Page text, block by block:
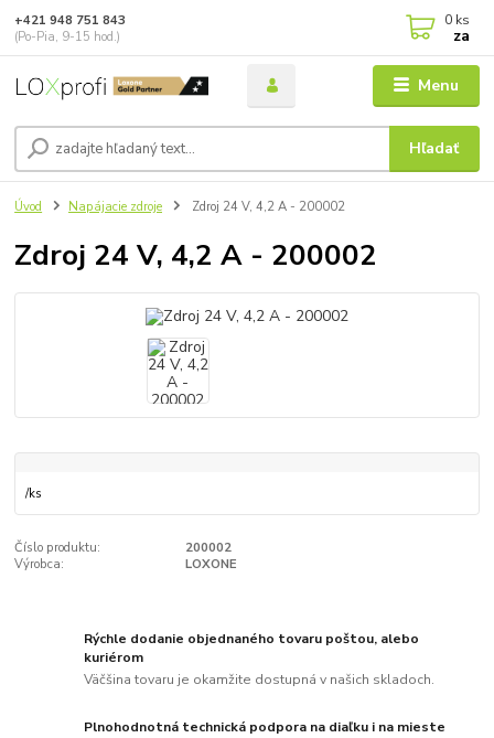
Menu
Hľadať
+421 948 751 843
(Po-Pia, 9-15 hod.)
0 ks
za
Úvod Napájacie zdroje Zdroj 24 V, 4,2 A - 200002
Zdroj 24 V, 4,2 A - 200002
/ks
Číslo produktu:
200002
Výrobca:
LOXONE
Rýchle dodanie objednaného tovaru poštou, alebo
kuriérom
Väčšina tovaru je okamžite dostupná v našich skladoch.
Plnohodnotná technická podpora na diaľku i na mieste